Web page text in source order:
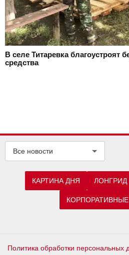
В селе Титаревка благоустроят
средства
Все новости
КАРТИНА ДНЯ ЛОНГРИД
Политика обработки